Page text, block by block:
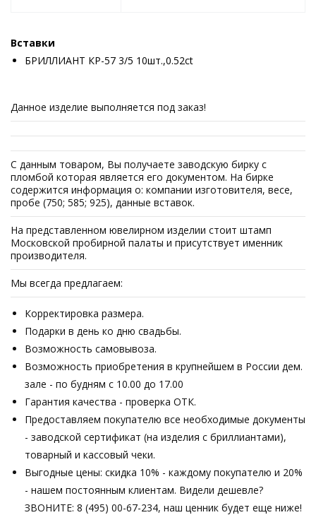
Вставки
БРИЛЛИАНТ КР-57 3/5 10шт.,0.52ct
Данное изделие выполняется под заказ!
С данным товаром, Вы получаете заводскую бирку с
пломбой которая является его документом. На бирке
содержится информация о: компании изготовителя, весе,
пробе (750; 585; 925), данные вставок.
На представленном ювелирном изделии стоит штамп
Московской пробирной палаты и присутствует именник
производителя.
Мы всегда предлагаем:
Корректировка размера.
Подарки в день ко дню свадьбы.
Возможность самовывоза.
Возможность приобретения в крупнейшем в России дем.
зале - по будням с 10.00 до 17.00
Гарантия качества - проверка ОТК.
Предоставляем покупателю все необходимые документы
- заводской сертификат (на изделия с бриллиантами),
товарный и кассовый чеки.
Выгодные цены: скидка 10% - каждому покупателю и 20%
- нашем постоянным клиентам. Видели дешевле?
ЗВОНИТЕ: 8 (495) 00-67-234, наш ценник будет еще ниже!